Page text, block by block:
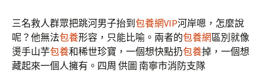
三名救人群眾把跳河男子抬到 包養網VIP河岸嗯，怎麼說
呢？他無法包養形容，只能比喻。兩者的包養網區別就像
燙手山芋包養和稀世珍寶，一個想快點扔包養掉，一個想
藏起來一個人擁有。四周 供圖 南寧市消防支隊